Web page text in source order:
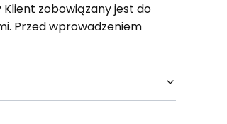
Klient zobowiązany jest do
Przed wprowadzeniem